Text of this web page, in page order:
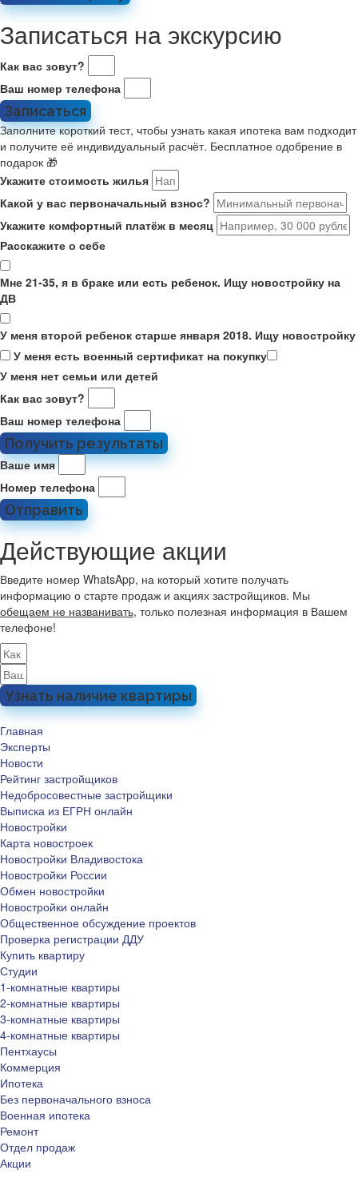
Записаться на экскурсию
Как вас зовут?
Ваш номер телефона
Записаться
Заполните короткий тест, чтобы узнать какая ипотека вам подходит
и получите её индивидуальный расчёт. Бесплатное одобрение в
подарок 🎁
Укажите стоимость жилья
Какой у вас первоначальный взнос?
Укажите комфортный платёж в месяц
Расскажите о себе
Мне 21-35, я в браке или есть ребенок. Ищу новостройку на
ДВ
У меня второй ребенок старше января 2018. Ищу новостройку
У меня есть военный сертификат на покупку
У меня нет семьи или детей
Как вас зовут?
Ваш номер телефона
Получить результаты
Ваше имя
Номер телефона
Отправить
Действующие акции
Введите номер WhatsApp, на который хотите получать
информацию о старте продаж и акциях застройщиков. Мы
обещаем не названивать, только полезная информация в Вашем
телефоне!
Узнать наличие квартиры
Главная
Эксперты
Новости
Рейтинг застройщиков
Недобросовестные застройщики
Выписка из ЕГРН онлайн
Новостройки
Карта новостроек
Новостройки Владивостока
Новостройки России
Обмен новостройки
Новостройки онлайн
Общественное обсуждение проектов
Проверка регистрации ДДУ
Купить квартиру
Студии
1-комнатные квартиры
2-комнатные квартиры
3-комнатные квартиры
4-комнатные квартиры
Пентхаусы
Коммерция
Ипотека
Без первоначального взноса
Военная ипотека
Ремонт
Отдел продаж
Акции